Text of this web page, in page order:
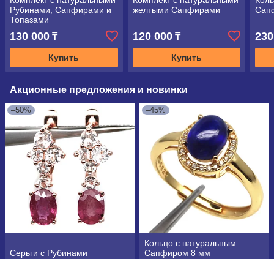
Рубинами, Сапфирами и
Топазами
130 000 ₸
Купить
желтыми Сапфирами
120 000₸
Купить
Акционные предложения и новинки
–50%
Серьги с Рубинами
–45%
Кольцо с натуральным
Сапфиром 8 мм